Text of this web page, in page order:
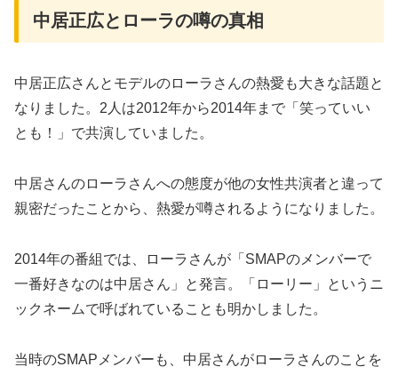
中居正広とローラの噂の真相
中居正広さんとモデルのローラさんの熱愛も大きな話題と
なりました。2人は2012年から2014年まで「笑っていい
とも！」で共演していました。
中居さんのローラさんへの態度が他の女性共演者と違って
親密だったことから、熱愛が噂されるようになりました。
2014年の番組では、ローラさんが「SMAPのメンバーで
一番好きなのは中居さん」と発言。「ローリー」というニ
ックネームで呼ばれていることも明かしました。
当時のSMAPメンバーも、中居さんがローラさんのことを